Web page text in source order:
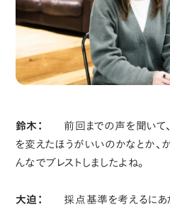
鈴木：
前回までの声を聞いて
を変えたほうがいいのかなとか
んなでブレストしましたよね。
大迫：
採点基準を考えるにあ